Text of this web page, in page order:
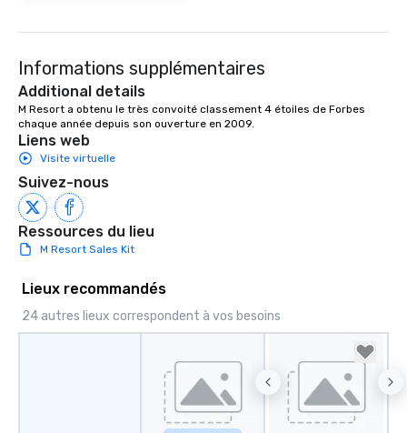
Informations supplémentaires
Additional details
M Resort a obtenu le très convoité classement 4 étoiles de Forbes
chaque année depuis son ouverture en 2009.
Liens web
Visite virtuelle
Suivez-nous
Ressources du lieu
M Resort Sales Kit
Lieux recommandés
24 autres lieux correspondent à vos besoins